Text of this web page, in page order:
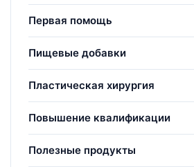
Первая помощь
Пищевые добавки
Пластическая хирургия
Повышение квалификации
Полезные продукты